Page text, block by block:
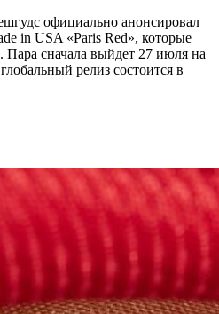
официально анонсировал
in USA «Paris Red», которые
Пара сначала выйдет 27 июля на
релиз состоится в